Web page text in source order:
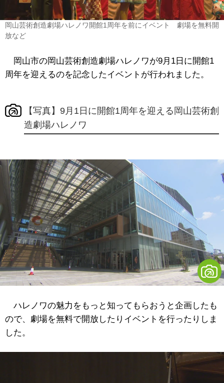
岡山芸術創造劇場ハレノワ開館1周年を前にイベント 劇場を無料開
放など
岡山市の岡山芸術創造劇場ハレノワが9月1日に開館1
周年を迎えるのを記念したイベントが行われました。
【写真】9月1日に開館1周年を迎える岡山芸術創
造劇場ハレノワ
ハレノワの魅力をもっと知ってもらおうと企画したも
ので、劇場を無料で開放したりイベントを行ったりしま
した。